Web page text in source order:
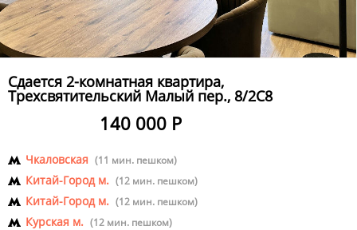
Сдается 2-комнатная квартира,
Трехсвятительский Малый пер., 8/2С8
140 000 Р
Чкаловская (11 мин. пешком)
Китай-Город м. (12 мин. пешком)
Китай-Город м. (12 мин. пешком)
Курская м. (12 мин. пешком)